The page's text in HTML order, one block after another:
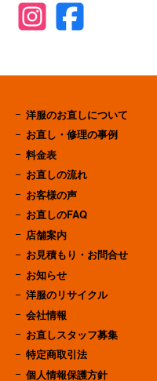
洋服のお直しについて
お直し・修理の事例
料金表
お直しの流れ
お客様の声
お直しのFAQ
店舗案内
お見積もり・お問合せ
お知らせ
洋服のリサイクル
会社情報
お直しスタッフ募集
特定商取引法
個人情報保護方針